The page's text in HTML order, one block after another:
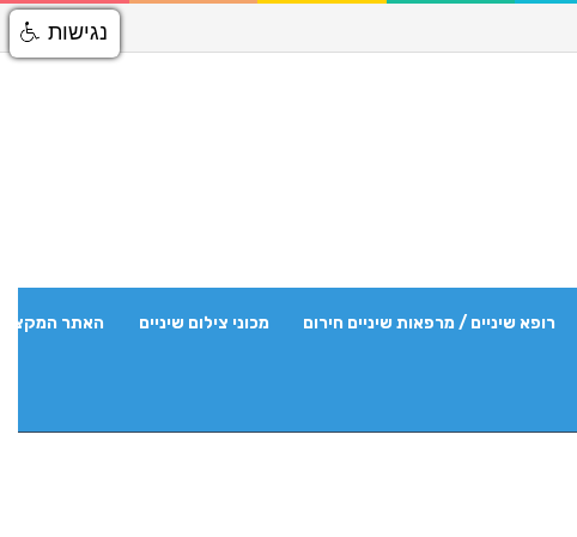
רופא שיניים / מרפאות שיניים חירום מכוני צילום שיניים האתר
נגישות